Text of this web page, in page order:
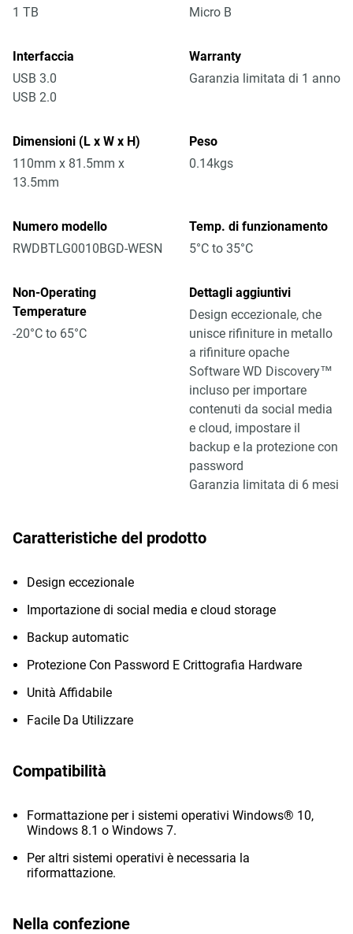
1 TB Micro B
Interfaccia
USB 3.0
USB 2.0
Warranty
Garanzia limitata di 1 anno
Dimensioni (L x W x H)
110mm x 81.5mm x
13.5mm
Peso
0.14kgs
Numero modello
RWDBTLG0010BGD-WESN
Temp. di funzionamento
5°C to 35°C
Non-Operating
Temperature
-20°C to 65°C
Dettagli aggiuntivi
Design eccezionale, che
unisce rifiniture in metallo
a rifiniture opache
Software WD Discovery™
incluso per importare
contenuti da social media
e cloud, impostare il
backup e la protezione con
password
Garanzia limitata di 6 mesi
Caratteristiche del prodotto
Design eccezionale
Importazione di social media e cloud storage
Backup automatic
Protezione Con Password E Crittografia Hardware
Unità Affidabile
Facile Da Utilizzare
Compatibilità
Formattazione per i sistemi operativi Windows® 10,
Windows 8.1 o Windows 7.
Per altri sistemi operativi è necessaria la
riformattazione.
Nella confezione